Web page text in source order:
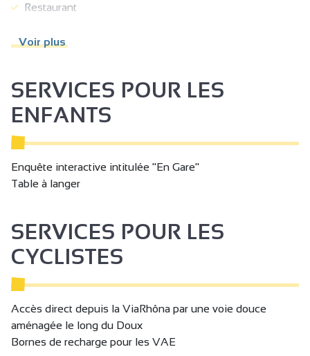
Restaurant
Abris pour vélo ou VTT
Parking
Parking autocar
Parking gratuit
Documentation Touristique
Informations touristiques
Accès autocar
Boutique
Plats à emporter/Plats cuisinés
Voir plus
SERVICES POUR LES
ENFANTS
Enquête interactive intitulée "En Gare"
Table à langer
SERVICES POUR LES
CYCLISTES
Accès direct depuis la ViaRhôna par une voie douce
aménagée le long du Doux
Bornes de recharge pour les VAE